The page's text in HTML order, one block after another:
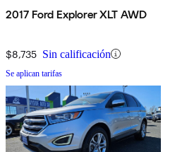
2017 Ford Explorer XLT AWD
$8,735 Sin calificación
Se aplican tarifas